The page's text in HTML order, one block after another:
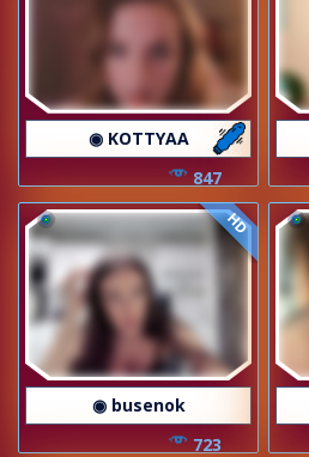
◉ KOTTYAA
847
HD
◉ busenok
723